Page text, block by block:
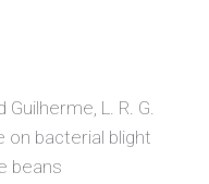
Guilherme, L. R. G.
on bacterial blight
beans